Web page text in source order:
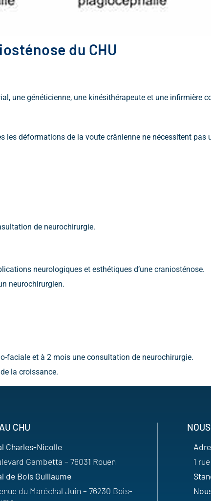
du CHU
une généticienne, une kinésithérapeute et une infirmière
déformations de la voute crânienne ne nécessitent pas
de neurochirurgie.
neurologiques et esthétiques d’une craniosténose.
neurochirurgien.
faciale et à 2 mois une consultation de neurochirurgie.
la croissance.
CHU
Charles-Nicolle
Gambetta – 76031 Rouen
de Bois Guillaume
du Maréchal Juin – 76230 Bois-
1